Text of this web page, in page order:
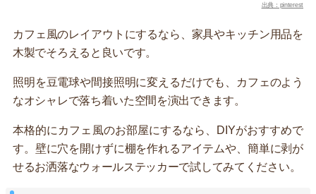
出典：pinterest
カフェ風のレイアウトにするなら、家具やキッチン用品を
木製でそろえると良いです。
照明を豆電球や間接照明に変えるだけでも、カフェのよう
なオシャレで落ち着いた空間を演出できます。
本格的にカフェ風のお部屋にするなら、DIYがおすすめで
す。壁に穴を開けずに棚を作れるアイテムや、簡単に剥が
せるお洒落なウォールステッカーで試してみてください。